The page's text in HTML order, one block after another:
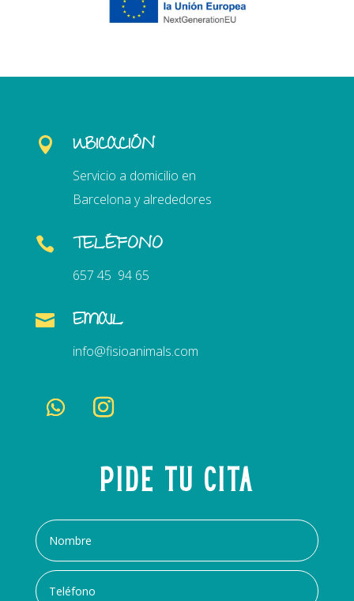
 UBICACIÓN
Servicio a domicilio en
Barcelona y alrededores
 TELÉFONO
657 45 94 65
 EMAIL
info@fisioanimals.com
Pide tu cita